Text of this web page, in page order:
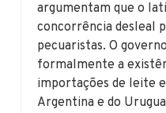
argumentam que o
concorrência desleal
pecuaristas. O
formalmente a
importações de leite
Argentina e do